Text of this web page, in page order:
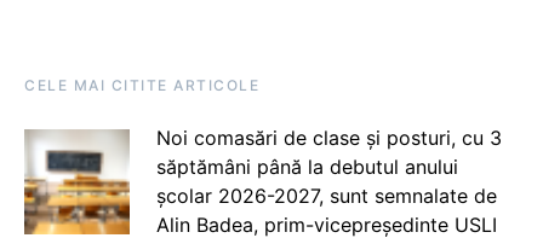
CELE MAI CITITE ARTICOLE
Noi comasări de clase și posturi, cu 3
săptămâni până la debutul anului
școlar 2026-2027, sunt semnalate de
Alin Badea, prim-vicepreședinte USLI